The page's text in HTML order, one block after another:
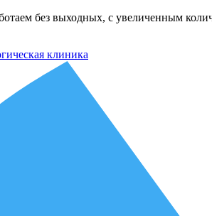
без выходных, с увеличенным
клиника